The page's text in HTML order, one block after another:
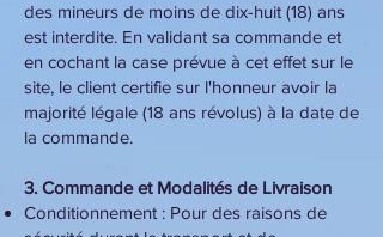
des mineurs de moins de dix-huit (18) ans
est interdite. En validant sa commande et
en cochant la case prévue à cet effet sur le
site, le client certifie sur l'honneur avoir la
majorité légale (18 ans révolus) à la date de
la commande.
3. Commande et Modalités de Livraison
Conditionnement : Pour des raisons de